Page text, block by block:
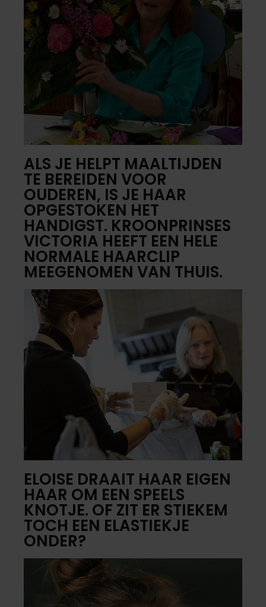
ALS JE HELPT MAALTIJDEN
TE BEREIDEN VOOR
OUDEREN, IS JE HAAR
OPGESTOKEN HET
HANDIGST. KROONPRINSES
VICTORIA HEEFT EEN HELE
NORMALE HAARCLIP
MEEGENOMEN VAN THUIS.
ELOISE DRAAIT HAAR EIGEN
HAAR OM EEN SPEELS
KNOTJE. OF ZIT ER STIEKEM
TOCH EEN ELASTIEKJE
ONDER?